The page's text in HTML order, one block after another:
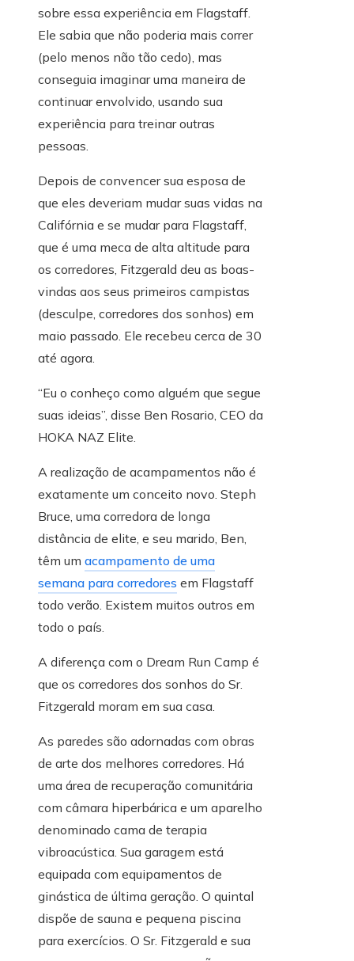
sobre essa experiência em Flagstaff.
Ele sabia que não poderia mais correr
(pelo menos não tão cedo), mas
conseguia imaginar uma maneira de
continuar envolvido, usando sua
experiência para treinar outras
pessoas.
Depois de convencer sua esposa de
que eles deveriam mudar suas vidas na
Califórnia e se mudar para Flagstaff,
que é uma meca de alta altitude para
os corredores, Fitzgerald deu as boas-
vindas aos seus primeiros campistas
(desculpe, corredores dos sonhos) em
maio passado. Ele recebeu cerca de 30
até agora.
“Eu o conheço como alguém que segue
suas ideias”, disse Ben Rosario, CEO da
HOKA NAZ Elite.
A realização de acampamentos não é
exatamente um conceito novo. Steph
Bruce, uma corredora de longa
distância de elite, e seu marido, Ben,
têm um acampamento de uma
semana para corredores em Flagstaff
todo verão. Existem muitos outros em
todo o país.
A diferença com o Dream Run Camp é
que os corredores dos sonhos do Sr.
Fitzgerald moram em sua casa.
As paredes são adornadas com obras
de arte dos melhores corredores. Há
uma área de recuperação comunitária
com câmara hiperbárica e um aparelho
denominado cama de terapia
vibroacústica. Sua garagem está
equipada com equipamentos de
ginástica de última geração. O quintal
dispõe de sauna e pequena piscina
para exercícios. O Sr. Fitzgerald e sua